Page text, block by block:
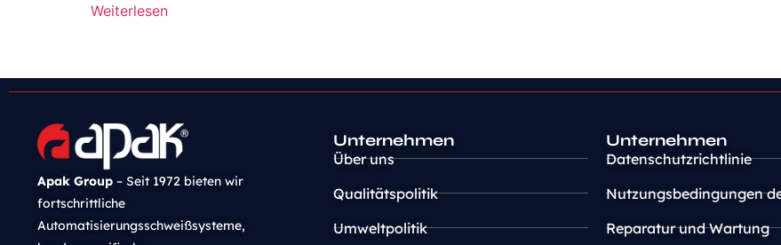
Weiterlesen
Apak Group – Seit 1972 bieten wir
fortschrittliche
Automatisierungsschweißsysteme,
Unternehmen
Über uns
Qualitätspolitik
Umweltpolitik
Unternehmen
Datenschutzrichtlinie
Nutzungsbedingungen
Reparatur und Wartung